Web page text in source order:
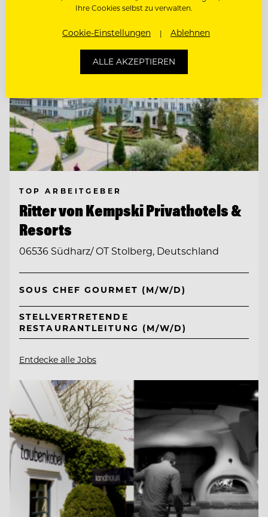
TOP ARBEITGEBER
Ritter von Kempski Privathotels &
Resorts
06536 Südharz/ OT Stolberg, Deutschland
SOUS CHEF GOURMET (M/W/D)
STELLVERTRETENDE
RESTAURANTLEITUNG (M/W/D)
Entdecke alle Jobs
Ihre Cookies selbst zu verwalten.
Cookie-Einstellungen Ablehnen
ALLE AKZEPTIEREN